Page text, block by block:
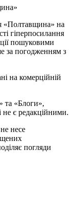
«Полтавщина» на
гіперпосилання
пошуковими
за погодженням з
на комерційній
та «Блоги»,
не є редакційними.
несе
погляди